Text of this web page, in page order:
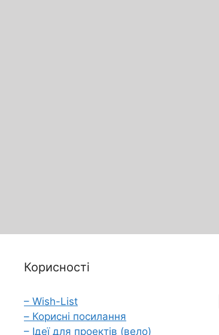
Корисності
– Wish-List
– Корисні посилання
– Ідеї для проектів (вело)